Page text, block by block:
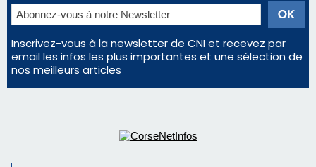
Bastia – Le festival Porto Latino évacué en urgence
avant le concert de Mosimann
En Corse, un début de saison marqué par une
consommation en recul dans les restaurants